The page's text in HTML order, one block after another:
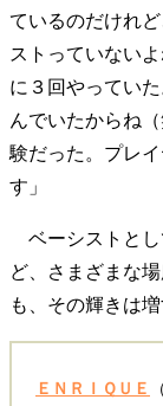
ているのだけれ
ストっていない
に３回やってい
んでいたからね
験だった。プレ
す」
ベーシストとし
ど、さまざまな
も、その輝きは
ＥＮＲＩＱＵＥ